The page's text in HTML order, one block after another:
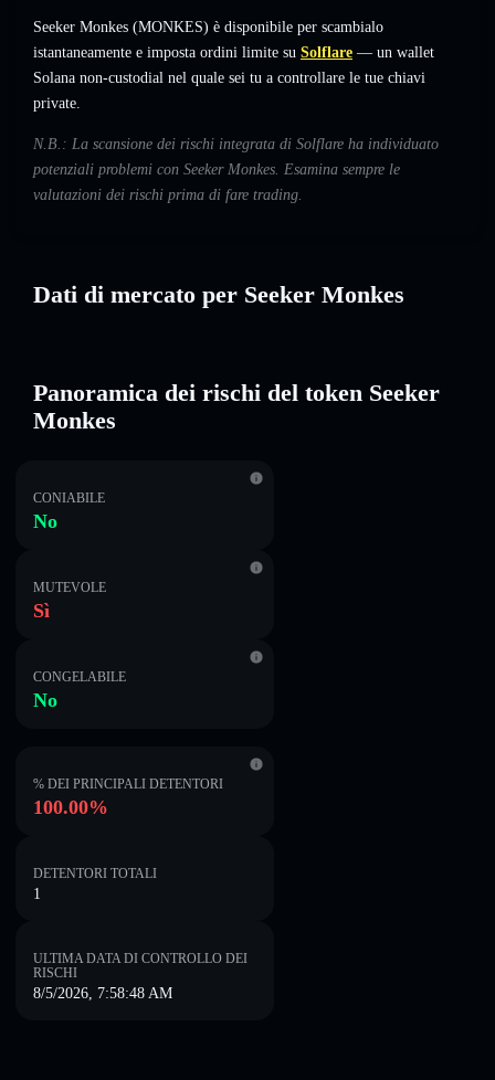
Seeker Monkes (MONKES) è disponibile per scambialo
istantaneamente e imposta ordini limite su Solflare — un wallet
Solana non-custodial nel quale sei tu a controllare le tue chiavi
private.
N.B.: La scansione dei rischi integrata di Solflare ha individuato
potenziali problemi con Seeker Monkes. Esamina sempre le
valutazioni dei rischi prima di fare trading.
Dati di mercato per Seeker Monkes
Panoramica dei rischi del token Seeker
Monkes
CONIABILE
No
MUTEVOLE
Sì
CONGELABILE
No
% DEI PRINCIPALI DETENTORI
100.00%
DETENTORI TOTALI
1
ULTIMA DATA DI CONTROLLO DEI
RISCHI
8/5/2026, 7:58:48 AM